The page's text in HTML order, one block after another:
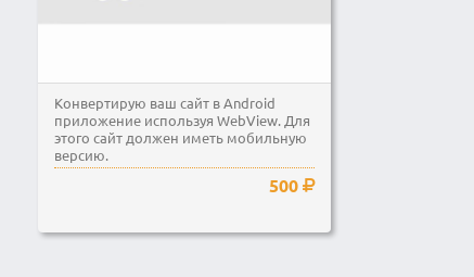
Конвертирую ваш сайт в Android
приложение используя WebView. Для
этого сайт должен иметь мобильную
версию.
500